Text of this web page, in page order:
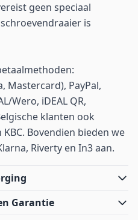
geen speciaal
is
Mastercard), PayPal,
Wero, iDEAL QR,
klanten ook
KBC. Bovendien bieden we
Riverty en In3 aan.
Garantie